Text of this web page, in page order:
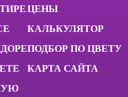
ЦЕНЫ
КАЛЬКУЛЯТОР
ПОДБОР ПО ЦВЕТУ
КАРТА САЙТА